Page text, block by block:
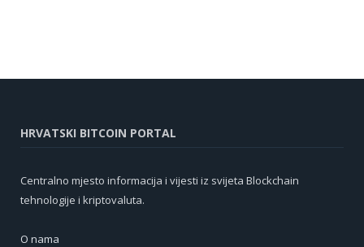
HRVATSKI BITCOIN PORTAL
Centralno mjesto informacija i vijesti iz svijeta Blockchain
tehnologije i kriptovaluta.
O nama